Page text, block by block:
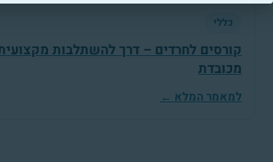
כללי
קורסים לחרדים – דרך להשתלבות
מכובדת
למאמר המלא ←